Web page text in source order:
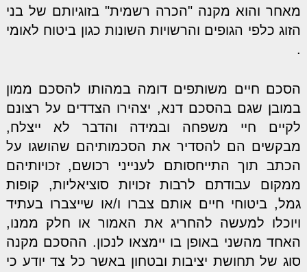
מאחר והוא מקנה "הכרה רשמית" בזוגיותם של בני
הזוג כלפי הגופים והרשויות השונות כגון ביטוח לאומי
.
הסכם חיים משותפים דומה במהותו להסכם ממון
במובן שגם בהסכם דנא, יצהירו הצדדים על רצונם
לקיים חיי משפחה ובמידה והדבר לא ייצלח,
מבקשים הם להסדיר את הסכמותיהם שהושגו על
הכתב תוך התייחסותם לענייני רכושם, זכויותיהם
ממקום עבודתם לרבות זכויות סוציאליות, קופות
גמל, ביטוחי חיים אותם צברו ו/או שייצברו בעתיד
ויוכלו למעשה להחריג את האמור או חלק ממנו,
האחד מהשני באופן בו יימצאו לנכון. ההסכם מקנה
סוג של תחושת יציבות ובטחון באשר כל צד יודע כי